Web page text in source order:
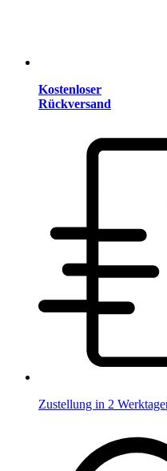
Kostenloser
Rückversand
Zustellung in 2